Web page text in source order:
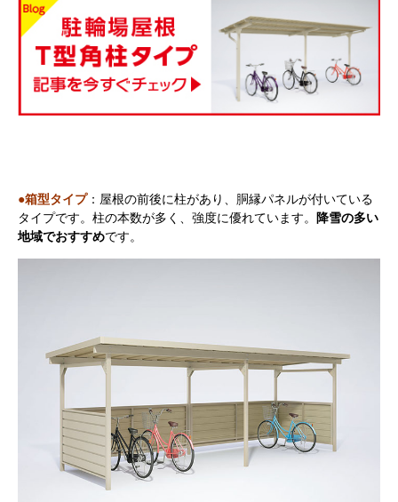
●箱型タイプ：屋根の前後に柱があり、胴縁パネルが付いている
タイプです。柱の本数が多く、強度に優れています。
降雪の多い
地域でおすすめです。